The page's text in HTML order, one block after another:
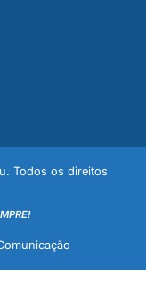
Todos os direitos